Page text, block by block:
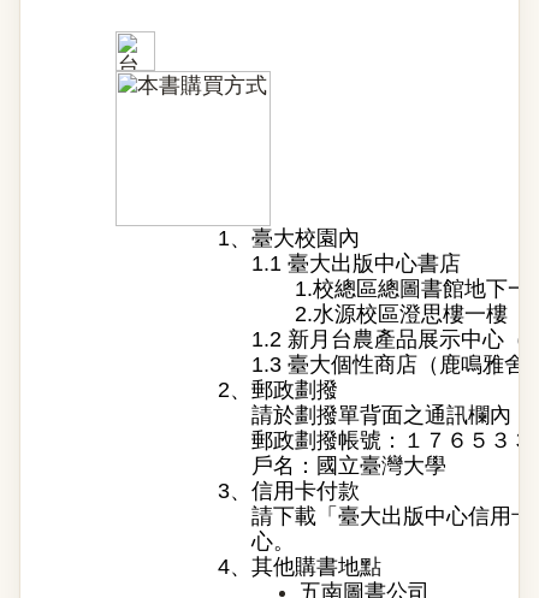
1、 臺大校園內
1.1 臺大出版中心書店
1.校總區總圖書館地下一
2.水源校區澄思樓一樓
1.2 新月台農產品展示中心
1.3 臺大個性商店（鹿鳴雅舍
2、 郵政劃撥
請於劃撥單背面之通訊欄內
郵政劃撥帳號：１７６５３３
戶名：國立臺灣大學
3、 信用卡付款
請下載「 臺大出版中心信用卡
心。
4、 其他購書地點
五南圖書公司